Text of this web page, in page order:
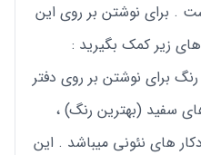
. برای نوشتن بر روی این
های زیر کمک بگیرید :
برای نوشتن بر روی دفتر
سفید (بهترین رنگ) ،
های نئونی میباشد . این